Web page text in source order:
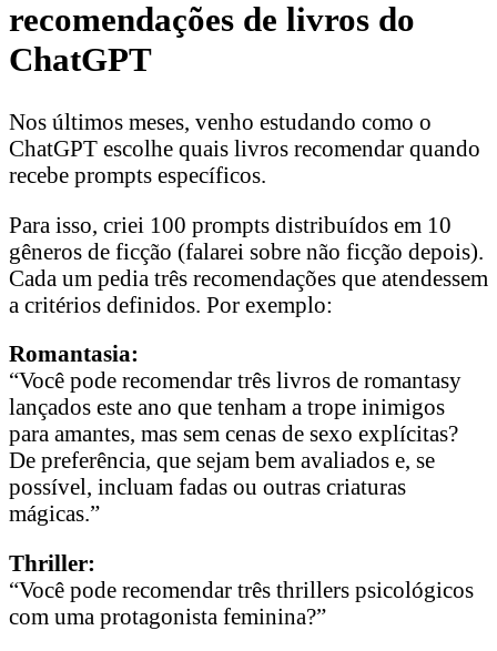
recomendações de livros do
ChatGPT
Nos últimos meses, venho estudando como o
ChatGPT escolhe quais livros recomendar quando
recebe prompts específicos.
Para isso, criei 100 prompts distribuídos em 10
gêneros de ficção (falarei sobre não ficção depois).
Cada um pedia três recomendações que atendessem
a critérios definidos. Por exemplo:
Romantasia:
“Você pode recomendar três livros de romantasy
lançados este ano que tenham a trope inimigos
para amantes, mas sem cenas de sexo explícitas?
De preferência, que sejam bem avaliados e, se
possível, incluam fadas ou outras criaturas
mágicas.”
Thriller:
“Você pode recomendar três thrillers psicológicos
com uma protagonista feminina?”